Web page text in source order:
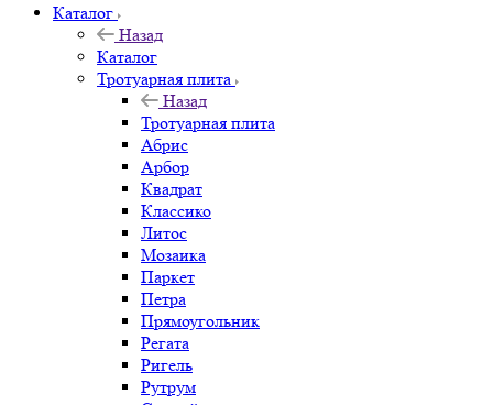
Каталог
Назад
Каталог
Тротуарная плита
Назад
Тротуарная плита
Абрис
Арбор
Квадрат
Классико
Литос
Мозаика
Паркет
Петра
Прямоугольник
Регата
Ригель
Рутрум